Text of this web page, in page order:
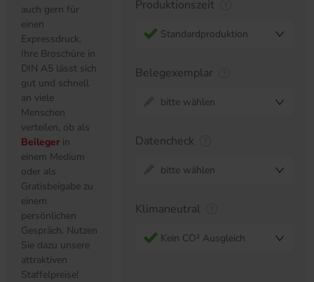
auch gern für
einen
Expressdruck.
Ihre Broschüre in
DIN A5 lässt sich
gut und schnell
an viele
Menschen
verteilen, ob als
Beileger in
einem Medium
oder als
Gratisbeigabe zu
einem
persönlichen
Gespräch. Nutzen
Sie dazu unsere
attraktiven
Staffelpreise!
Produktionszeit
Standardproduktion
Belegexemplar
bitte wählen
Datencheck
bitte wählen
Klimaneutral
Kein CO² Ausgleich